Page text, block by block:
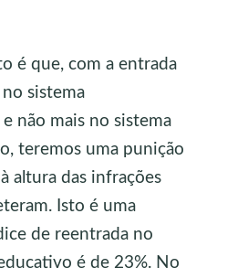
é que, com a entrada
sistema
não mais no sistema
teremos uma punição
altura das infrações
Isto é uma
de reentrada no
é de 23%. No